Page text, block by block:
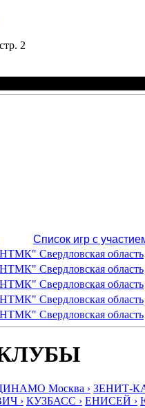
2
Список игр с
Свердловская область
Свердловская область
Свердловская область
Свердловская область
Свердловская область
Москва › ЗЕНИТ-
› КУЗБАСС › ЕНИСЕЙ ›